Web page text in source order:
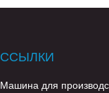
ССЫЛКИ
Машина для